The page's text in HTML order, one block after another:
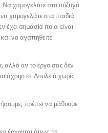
χαμογελάτε στο σύζυγό
χαμογελάτε στα παιδιά
σημασία ποιοι είναι.
να αγαπηθείτε
αλλά αν το έργο σας δεν
άχρηστο. Δουλειά χωρίς
πρέπει να μάθουμε